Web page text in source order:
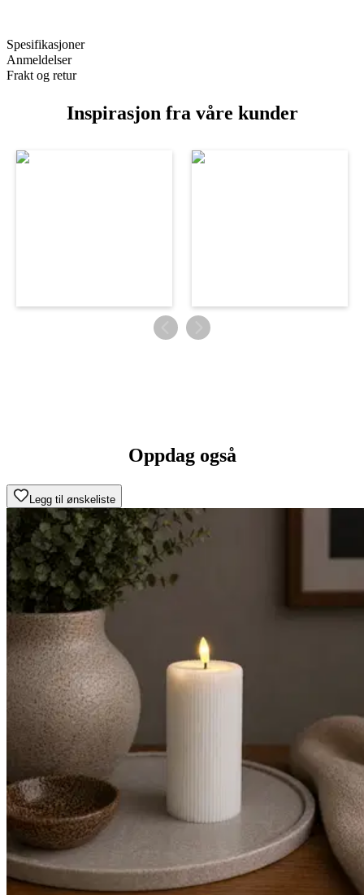
Spesifikasjoner
Anmeldelser
Frakt og retur
Inspirasjon fra våre kunder
Oppdag også
Legg til ønskeliste